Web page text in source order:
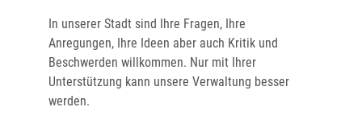
In unserer Stadt sind Ihre Fragen, Ihre
Anregungen, Ihre Ideen aber auch Kritik und
Beschwerden willkommen. Nur mit Ihrer
Unterstützung kann unsere Verwaltung besser
werden.